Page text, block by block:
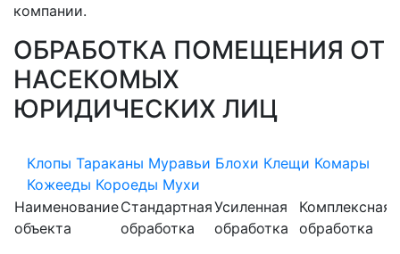
компании.
ОБРАБОТКА ПОМЕЩЕНИЯ ОТ
НАСЕКОМЫХ
ЮРИДИЧЕСКИХ ЛИЦ
Клопы Тараканы Муравьи Блохи Клещи Комары
Кожееды Короеды Мухи
Наименование
объекта
Стандартная
обработка
Усиленная
обработка
Комплексная
обработка